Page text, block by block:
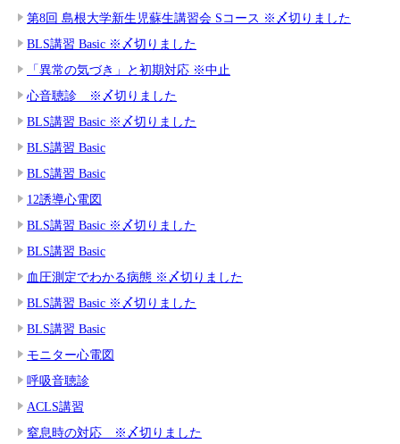
第8回 島根大学新生児蘇生講習会 Sコース ※〆切りました
BLS講習 Basic ※〆切りました
「異常の気づき」と初期対応 ※中止
心音聴診 ※〆切りました
BLS講習 Basic ※〆切りました
BLS講習 Basic
BLS講習 Basic
12誘導心電図
BLS講習 Basic ※〆切りました
BLS講習 Basic
血圧測定でわかる病態 ※〆切りました
BLS講習 Basic ※〆切りました
BLS講習 Basic
モニター心電図
呼吸音聴診
ACLS講習
窒息時の対応 ※〆切りました